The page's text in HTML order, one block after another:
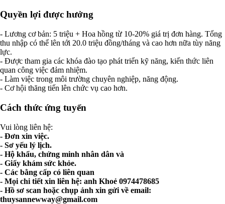
Quyền lợi được hưởng
- Lương cơ bản: 5 triệu + Hoa hồng từ 10-20% giá trị đơn hàng. Tổng
thu nhập có thể lên tới 20.0 triệu đồng/tháng và cao hơn nữa tùy năng
lực.
- Được tham gia các khóa đào tạo phát triển kỹ năng, kiến thức liên
quan công việc đảm nhiệm.
- Làm việc trong môi trường chuyên nghiệp, năng động.
- Cơ hội thăng tiến lên chức vụ cao hơn.
Cách thức ứng tuyển
Vui lòng liên hệ:
- Đơn xin việc.
- Sơ yếu lý lịch.
- Hộ khẩu, chứng minh nhân dân và
- Giấy khám sức khỏe.
- Các bằng cấp có liên quan
- Mọi chi tiết xin liên hệ: anh Khoẻ 0974478685
- Hồ sơ scan hoặc chụp ảnh xin gửi về email:
thuysannewway@gmail.com